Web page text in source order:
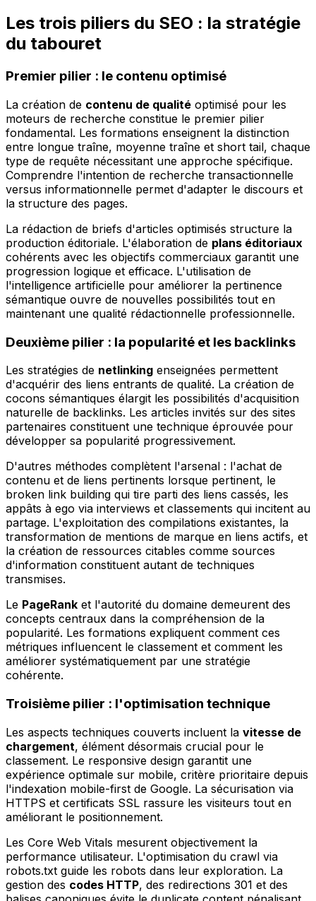
Les trois piliers du SEO : la stratégie
du tabouret
Premier pilier : le contenu optimisé
La création de contenu de qualité optimisé pour les
moteurs de recherche constitue le premier pilier
fondamental. Les formations enseignent la distinction
entre longue traîne, moyenne traîne et short tail, chaque
type de requête nécessitant une approche spécifique.
Comprendre l'intention de recherche transactionnelle
versus informationnelle permet d'adapter le discours et
la structure des pages.
La rédaction de briefs d'articles optimisés structure la
production éditoriale. L'élaboration de plans éditoriaux
cohérents avec les objectifs commerciaux garantit une
progression logique et efficace. L'utilisation de
l'intelligence artificielle pour améliorer la pertinence
sémantique ouvre de nouvelles possibilités tout en
maintenant une qualité rédactionnelle professionnelle.
Deuxième pilier : la popularité et les backlinks
Les stratégies de netlinking enseignées permettent
d'acquérir des liens entrants de qualité. La création de
cocons sémantiques élargit les possibilités d'acquisition
naturelle de backlinks. Les articles invités sur des sites
partenaires constituent une technique éprouvée pour
développer sa popularité progressivement.
D'autres méthodes complètent l'arsenal : l'achat de
contenu et de liens pertinents lorsque pertinent, le
broken link building qui tire parti des liens cassés, les
appâts à ego via interviews et classements qui incitent au
partage. L'exploitation des compilations existantes, la
transformation de mentions de marque en liens actifs, et
la création de ressources citables comme sources
d'information constituent autant de techniques
transmises.
Le PageRank et l'autorité du domaine demeurent des
concepts centraux dans la compréhension de la
popularité. Les formations expliquent comment ces
métriques influencent le classement et comment les
améliorer systématiquement par une stratégie
cohérente.
Troisième pilier : l'optimisation technique
Les aspects techniques couverts incluent la vitesse de
chargement, élément désormais crucial pour le
classement. Le responsive design garantit une
expérience optimale sur mobile, critère prioritaire depuis
l'indexation mobile-first de Google. La sécurisation via
HTTPS et certificats SSL rassure les visiteurs tout en
améliorant le positionnement.
Les Core Web Vitals mesurent objectivement la
performance utilisateur. L'optimisation du crawl via
robots.txt guide les robots dans leur exploration. La
gestion des codes HTTP, des redirections 301 et des